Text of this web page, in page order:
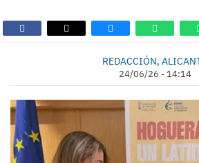
REDACCIÓN,
24/06/26 - 14:14